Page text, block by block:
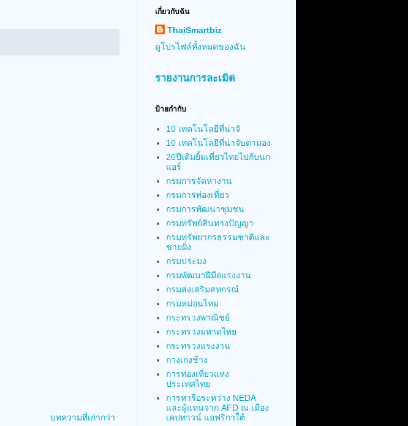
บทความที่เก่ากว่า
เกี่ยวกับฉัน
ThaiSmartbiz
ดูโปรไฟล์ทั้งหมดของฉัน
รายงานการละเมิด
ป้ายกำกับ
10 เทคโนโลยีที่น่าจั
10 เทคโนโลยีที่น่าจับตามอง
20ปีเติมยิ้มเที่ยวไทยไปกับนก
แอร์
กรมการจัดหางาน
กรมการท่องเที่ยว
กรมการพัฒนาชุมชน
กรมทรัพย์สินทางปัญญา
กรมทรัพยากรธรรมชาติและ
ชายฝั่ง
กรมประมง
กรมพัฒนาฝีมือแรงงาน
กรมส่งเสริมสหกรณ์
กรมหม่อนไหม
กระทรวงพาณิชย์
กระทรวงมหาดไทย
กระทรวงแรงงาน
กางเกงช้าง
การท่องเที่ยวแห่ง
ประเทศไทย
การหารือระหว่าง NEDA
และผู้แทนจาก AFD ณ เมือง
เคปทาวน์ แอฟริกาใต้